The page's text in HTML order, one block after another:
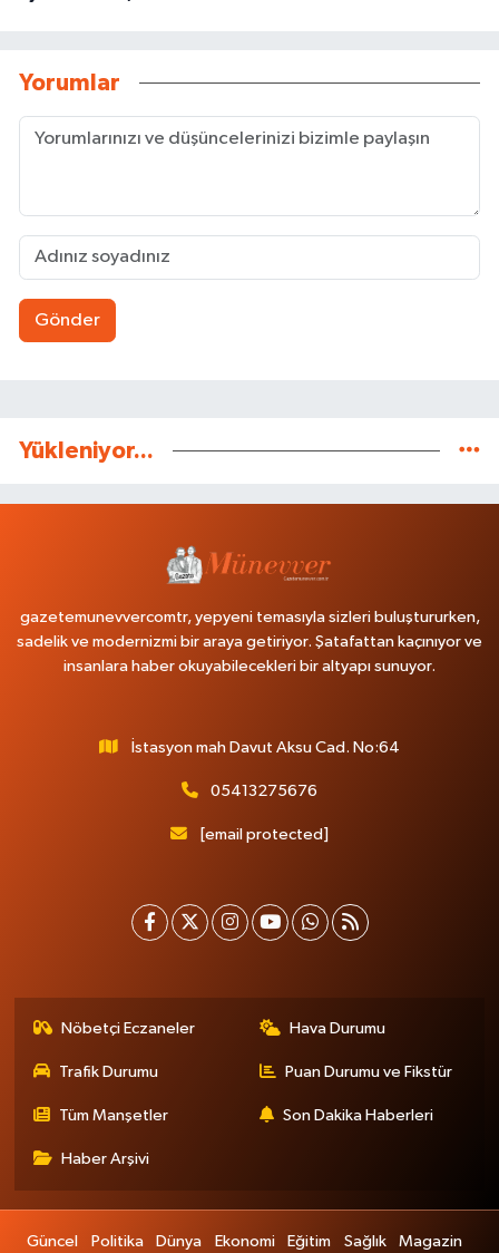
Yorumlar
Gönder
Yükleniyor...
gazetemunevvercomtr, yepyeni temasıyla sizleri buluştururken,
sadelik ve modernizmi bir araya getiriyor. Şatafattan kaçınıyor ve
insanlara haber okuyabilecekleri bir altyapı sunuyor.
İstasyon mah Davut Aksu Cad. No:64
05413275676
[email protected]
Nöbetçi Eczaneler Hava Durumu
Trafik Durumu Puan Durumu ve Fikstür
Tüm Manşetler Son Dakika Haberleri
Haber Arşivi
Güncel Politika Dünya Ekonomi Eğitim Sağlık Magazin